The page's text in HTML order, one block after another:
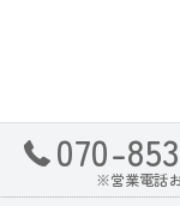
070-
※営業電話